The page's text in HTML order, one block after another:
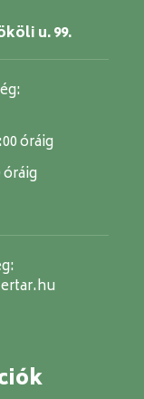
u. 99.
óráig
óráig